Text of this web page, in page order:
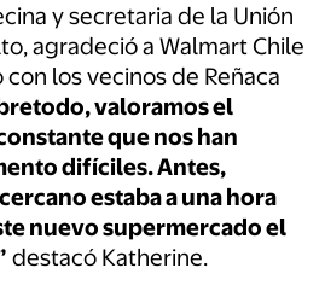
y secretaria de la Unión
agradeció a Walmart Chile
los vecinos de Reñaca
valoramos el
que nos han
difíciles. Antes,
estaba a una hora
nuevo supermercado el
destacó Katherine.